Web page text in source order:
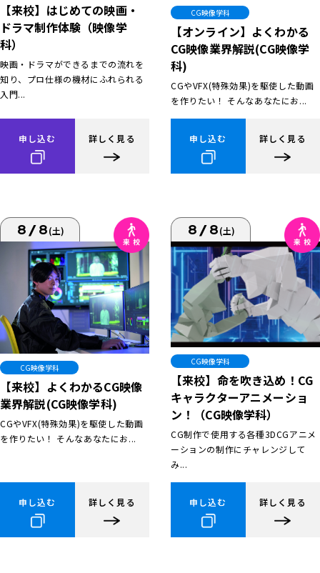
【来校】はじめての映画・
ドラマ制作体験（映像学
科）
映画・ドラマができるまでの流れを
知り、プロ仕様の機材にふれられる
入門...
申し込む 詳しく見る
CG映像学科
【オンライン】よくわかる
CG映像業界解説(CG映像学
科)
CGやVFX(特殊効果)を駆使した動画
を作りたい！ そんなあなたにお...
申し込む 詳しく見る
8/8(土)
CG映像学科
【来校】よくわかるCG映像
業界解説(CG映像学科)
CGやVFX(特殊効果)を駆使した動画
を作りたい！ そんなあなたにお...
申し込む 詳しく見る
8/8(土)
CG映像学科
【来校】命を吹き込め！CG
キャラクターアニメーショ
ン！（CG映像学科）
CG制作で使用する各種3DCGアニメ
ーションの制作にチャレンジして
み...
申し込む 詳しく見る